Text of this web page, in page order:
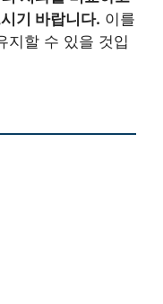
기 바랍니다. 이를
지할 수 있을 것입